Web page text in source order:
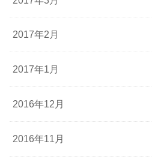
2017年2月
2017年1月
2016年12月
2016年11月